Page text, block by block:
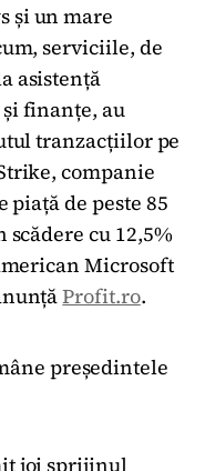
și un mare
serviciile, de
asistență
finanțe, au
tranzacțiilor pe
companie
piață de peste 85
cu 12,5%
Microsoft
Profit.ro.
președintele
joi sprijinul